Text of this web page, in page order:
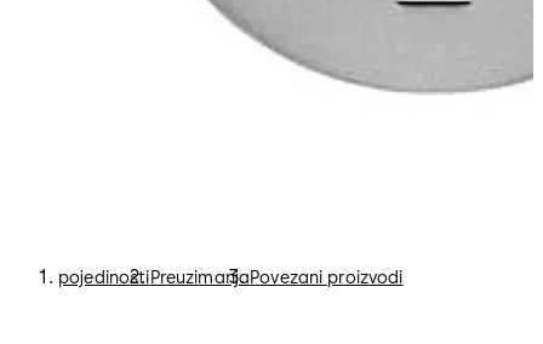
pojedinostiPreuzimanjaPovezani proizvodi